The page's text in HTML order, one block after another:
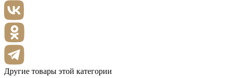
Другие товары этой категории